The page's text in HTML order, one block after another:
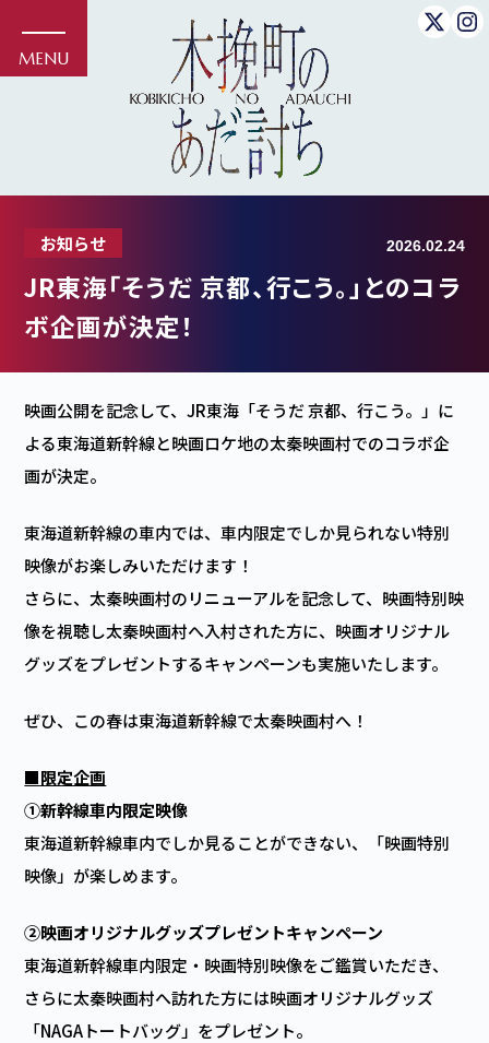
2026.02.24
お知らせ
JR東海「そうだ 京都、行こう。」とのコラ
ボ企画が決定！
映画公開を記念して、JR東海「そうだ 京都、行こう。」に
よる東海道新幹線と映画ロケ地の太秦映画村でのコラボ企
画が決定。
東海道新幹線の車内では、車内限定でしか見られない特別
映像がお楽しみいただけます！
さらに、太秦映画村のリニューアルを記念して、映画特別映
像を視聴し太秦映画村へ入村された方に、映画オリジナル
グッズをプレゼントするキャンペーンも実施いたします。
ぜひ、この春は東海道新幹線で太秦映画村へ！
■限定企画
①新幹線車内限定映像
東海道新幹線車内でしか見ることができない、「映画特別
映像」が楽しめます。
②映画オリジナルグッズプレゼントキャンペーン
東海道新幹線車内限定・映画特別映像をご鑑賞いただき、
さらに太秦映画村へ訪れた方には映画オリジナルグッズ
「NAGAトートバッグ」をプレゼント。